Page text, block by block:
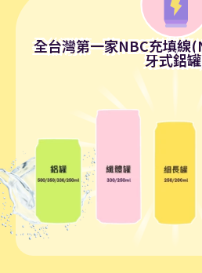
全台灣第一家NBC充填
牙式鋁